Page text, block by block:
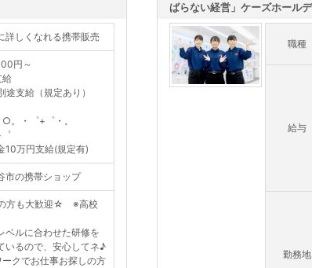
詳しくなれる携帯販売
円～
給
支給（規定あり）
○。・゜+゜・。
10万円支給(規定有)
市の携帯ショップ
方も大歓迎☆ ※高校
ベルに合わせた研修を
いるので、安心してネ♪
クでお仕事お探しの方
ばらない経営」ケーズホール
職種
給与
勤務地